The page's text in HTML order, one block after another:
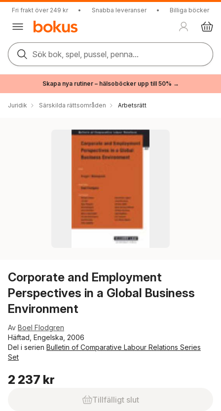
Fri frakt över 249 kr • Snabba leveranser • Billiga böcker
Sök bok, spel, pussel, penna...
Skapa nya rutiner – hälsoböcker upp till 50% →
Juridik Särskilda rättsområden Arbetsrätt
Corporate and Employment
Perspectives in a Global Business
Environment
Av Boel Flodgren
Häftad, Engelska, 2006
Del i serien Bulletin of Comparative Labour Relations Series
Set
2 237 kr
Tillfälligt slut